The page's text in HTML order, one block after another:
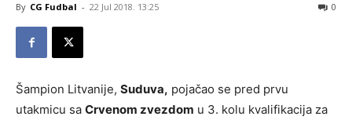
By CG Fudbal - 22 Jul 2018. 13:25 0
Šampion Litvanije, Suduva, pojačao se pred prvu
utakmicu sa Crvenom zvezdom u 3. kolu kvalifikacija za